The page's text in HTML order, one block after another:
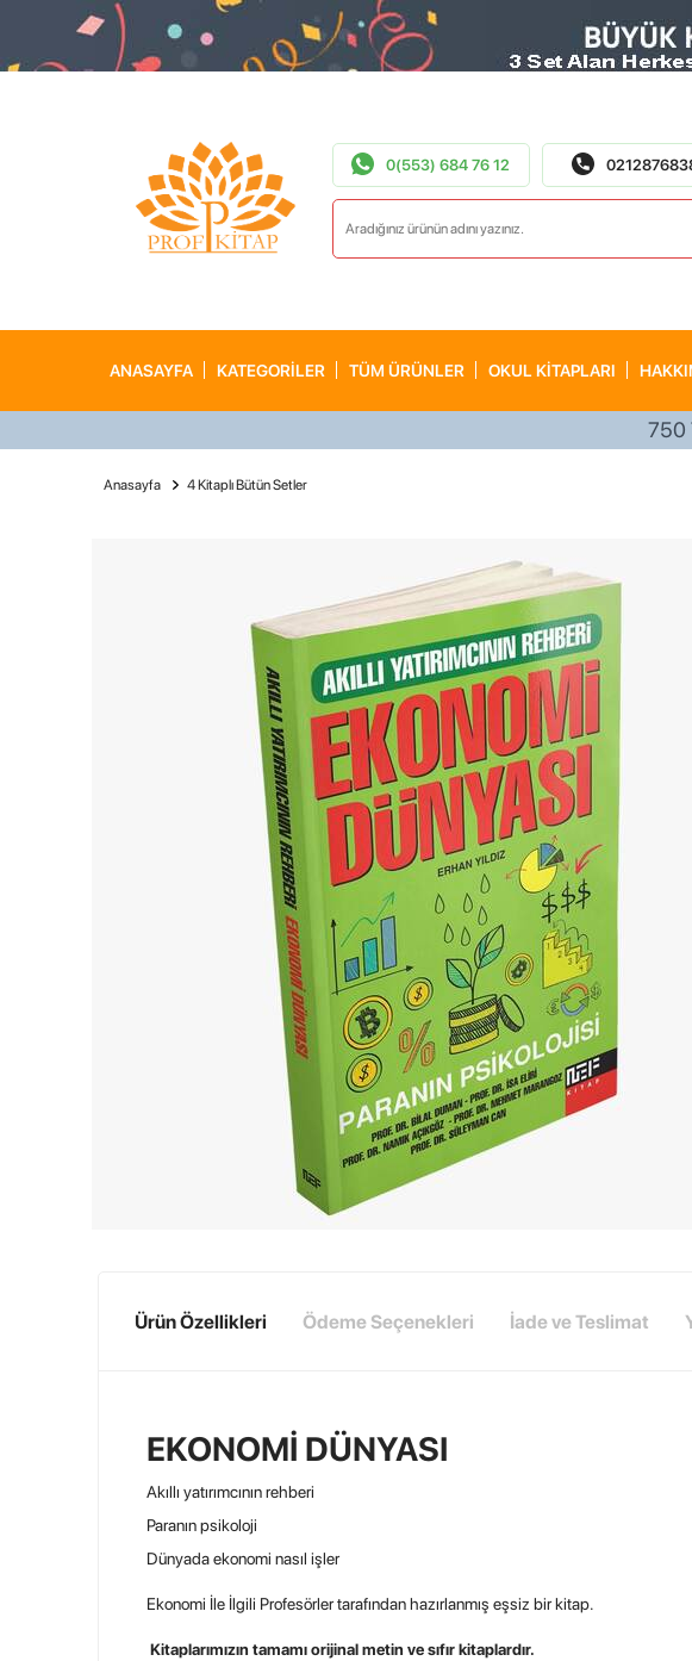
0(553) 684 76 12
ANASAYFA KATEGORİLER TÜM ÜRÜNLER OKUL KITAPLARI
750
Anasayfa 4 Kitaplı Bütün Setler
Ürün Özellikleri Ödeme Seçenekleri İade ve Teslimat
EKONOMİ DÜNYASI
Akıllı yatırımcının rehberi
Paranın psikoloji
Dünyada ekonomi nasıl işler
Ekonomi İle İlgili Profesörler tarafından hazırlanmış eşsiz bir kitap.
Kitaplarımızın tamamı orijinal metin ve sıfır kitaplardır.